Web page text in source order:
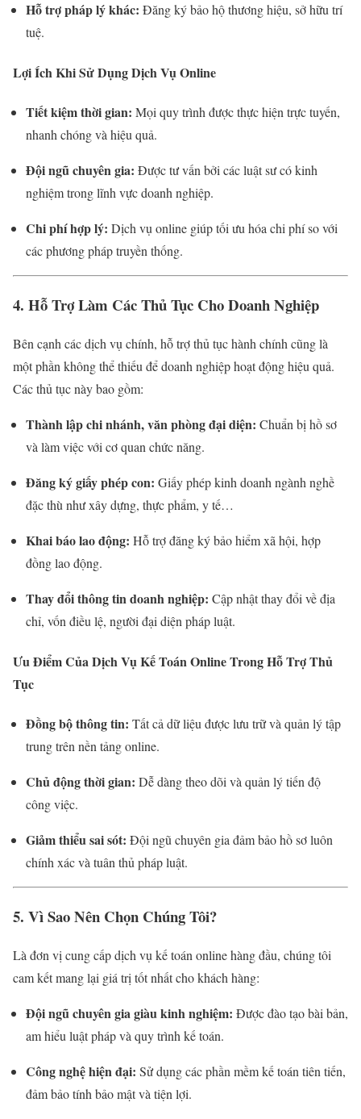
Hỗ trợ pháp lý khác: Đăng ký bảo hộ thương hiệu, sở hữu trí
tuệ.
Lợi Ích Khi Sử Dụng Dịch Vụ Online
Tiết kiệm thời gian: Mọi quy trình được thực hiện trực tuyến,
nhanh chóng và hiệu quả.
Đội ngũ chuyên gia: Được tư vấn bởi các luật sư có kinh
nghiệm trong lĩnh vực doanh nghiệp.
Chi phí hợp lý: Dịch vụ online giúp tối ưu hóa chi phí so với
các phương pháp truyền thống.
4. Hỗ Trợ Làm Các Thủ Tục Cho Doanh Nghiệp
Bên cạnh các dịch vụ chính, hỗ trợ thủ tục hành chính cũng là
một phần không thể thiếu để doanh nghiệp hoạt động hiệu quả.
Các thủ tục này bao gồm:
Thành lập chi nhánh, văn phòng đại diện: Chuẩn bị hồ sơ
và làm việc với cơ quan chức năng.
Đăng ký giấy phép con: Giấy phép kinh doanh ngành nghề
đặc thù như xây dựng, thực phẩm, y tế…
Khai báo lao động: Hỗ trợ đăng ký bảo hiểm xã hội, hợp
đồng lao động.
Thay đổi thông tin doanh nghiệp: Cập nhật thay đổi về địa
chỉ, vốn điều lệ, người đại diện pháp luật.
Ưu Điểm Của Dịch Vụ Kế Toán Online Trong Hỗ Trợ Thủ
Tục
Đồng bộ thông tin: Tất cả dữ liệu được lưu trữ và quản lý tập
trung trên nền tảng online.
Chủ động thời gian: Dễ dàng theo dõi và quản lý tiến độ
công việc.
Giảm thiểu sai sót: Đội ngũ chuyên gia đảm bảo hồ sơ luôn
chính xác và tuân thủ pháp luật.
5. Vì Sao Nên Chọn Chúng Tôi?
Là đơn vị cung cấp dịch vụ kế toán online hàng đầu, chúng tôi
cam kết mang lại giá trị tốt nhất cho khách hàng:
Đội ngũ chuyên gia giàu kinh nghiệm: Được đào tạo bài bản,
am hiểu luật pháp và quy trình kế toán.
Công nghệ hiện đại: Sử dụng các phần mềm kế toán tiên tiến,
đảm bảo tính bảo mật và tiện lợi.